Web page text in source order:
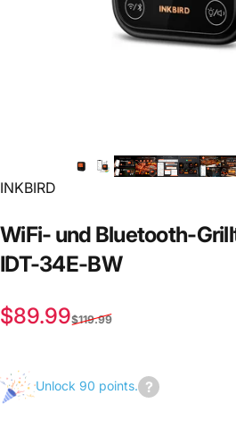
INKBIRD
WiFi- und Bluetooth-
IDT-34E-BW
Verkaufspreis
$89.99
Normaler Preis
$119.99
Unlock 90 points.